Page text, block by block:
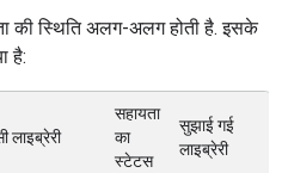
की स्थिति अलग-अलग होती है. इसके
है:
लाइब्रेरी
सहायता
का
स्टेटस
सुझाई गई
लाइब्रेरी